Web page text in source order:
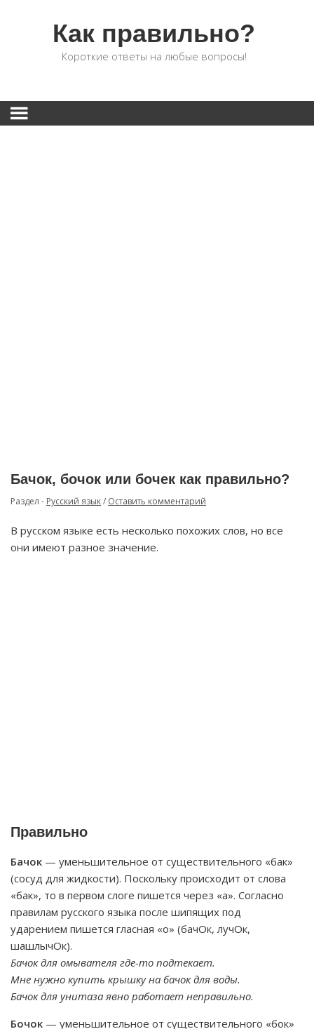
Как правильно?
Короткие ответы на любые вопросы!
Бачок, бочок или бочек как правильно?
Раздел - Русский язык/ Оставить комментарий
В русском языке есть несколько похожих слов, но все
они имеют разное значение.
Правильно
Бачок — уменьшительное от существительного «бак»
(сосуд для жидкости). Поскольку происходит от слова
«бак», то в первом слоге пишется через «а». Согласно
правилам русского языка после шипящих под
ударением пишется гласная «о» (бачОк, лучОк,
шашлычОк).
Бачок для омывателя где-то подтекает.
Мне нужно купить крышку на бачок для воды.
Бачок для унитаза явно работает неправильно.
Бочок — уменьшительное от существительного «бок»